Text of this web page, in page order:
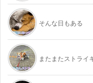
そんな日もある
またまたストライ